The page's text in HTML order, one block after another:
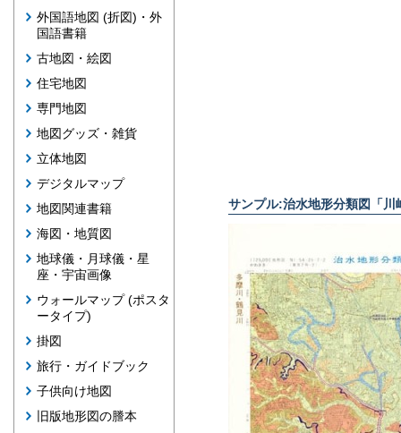
外国語地図 (折図)・外
国語書籍
古地図・絵図
住宅地図
専門地図
地図グッズ・雑貨
立体地図
デジタルマップ
地図関連書籍
海図・地質図
地球儀・月球儀・星
座・宇宙画像
ウォールマップ (ポスタ
ータイプ)
掛図
旅行・ガイドブック
子供向け地図
旧版地形図の謄本
サンプル:治水地形分類図「川